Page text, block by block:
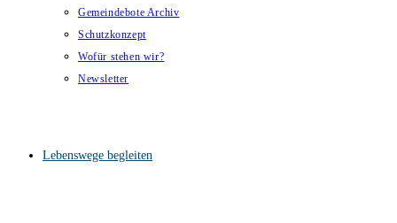
Gemeindebote Archiv
Schutzkonzept
Wofür stehen wir?
Newsletter
Lebenswege begleiten